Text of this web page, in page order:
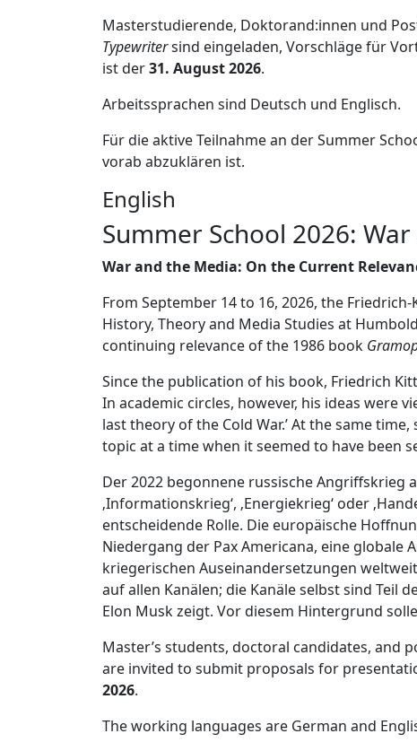
Masterstudierende, Doktorand:innen und
Typewritersind eingeladen, Vorschläge für
ist der31. August 2026.
Arbeitssprachen sind Deutsch und Englisch.
Für die aktive Teilnahme an der Summer
vorab abzuklären ist.
English
Summer School 2026:
War and the Media: On the Current
From September 14 to 16, 2026, the
History, Theory and Media Studies at
continuing relevance of the 1986 book
Since the publication of his book, Friedrich
In academic circles, however, his ideas were
last theory of the Cold War.’ At the same
topic at a time when it seemed to have been
Der 2022 begonnene russische Angriffskrieg
‚Informationskrieg‘, ‚Energiekrieg‘ oder
entscheidende Rolle. Die europäische
Niedergang der Pax Americana, eine
kriegerischen Auseinandersetzungen
auf allen Kanälen; die Kanäle selbst sind Teil
Elon Musk zeigt. Vor diesem Hintergrund
Master’s students, doctoral candidates, and
are invited to submit proposals for
2026.
The working languages are German and